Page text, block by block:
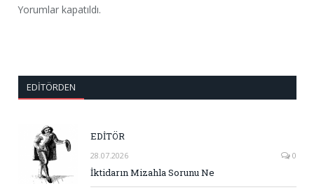
Yorumlar kapatıldı.
EDITÖRDEN
EDİTÖR
28.07.2026 0
İktidarın Mizahla Sorunu Ne